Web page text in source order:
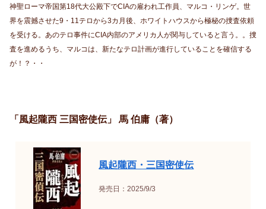
神聖ローマ帝国第18代大公殿下でCIAの雇われ工作員、マルコ・リンゲ。世
界を震撼させた9・11テロから3カ月後、ホワイトハウスから極秘の捜査依頼
を受ける。あのテロ事件にCIA内部のアメリカ人が関与していると言う。。捜
査を進めるうち、マルコは、新たなテロ計画が進行していることを確信する
が！？・・
「風起隴西 三国密使伝」 馬 伯庸（著）
風起隴西・三国密使伝
発売日：2025/9/3